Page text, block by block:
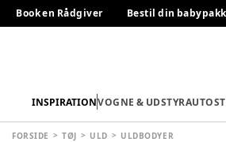
Book en Rådgiver Bestil din
INSPIRATIONVOGNE & UDSTYR
FORSIDE TØJ ULD ULDBODYER